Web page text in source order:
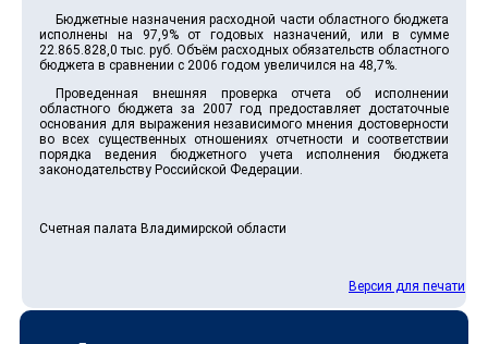
Бюджетные назначения расходной части областного бюджета
исполнены на 97,9% от годовых назначений, или в сумме
22.865.828,0 тыс. руб. Объём расходных обязательств областного
бюджета в сравнении с 2006 годом увеличился на 48,7%.
Проведенная внешняя проверка отчета об исполнении
областного бюджета за 2007 год предоставляет достаточные
основания для выражения независимого мнения достоверности
во всех существенных отношениях отчетности и соответствии
порядка ведения бюджетного учета исполнения бюджета
законодательству Российской Федерации.
Счетная палата Владимирской области
Версия для печати